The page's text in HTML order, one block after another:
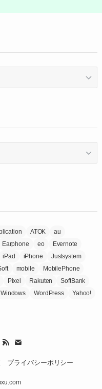
ATOK
au
Earphone eo
Evernote
iPad iPhone
Justsystem
mobile
MobilePhone
Pixel Rakuten
SoftBank
Windows WordPress
Yahoo!
プライバシーポリシー